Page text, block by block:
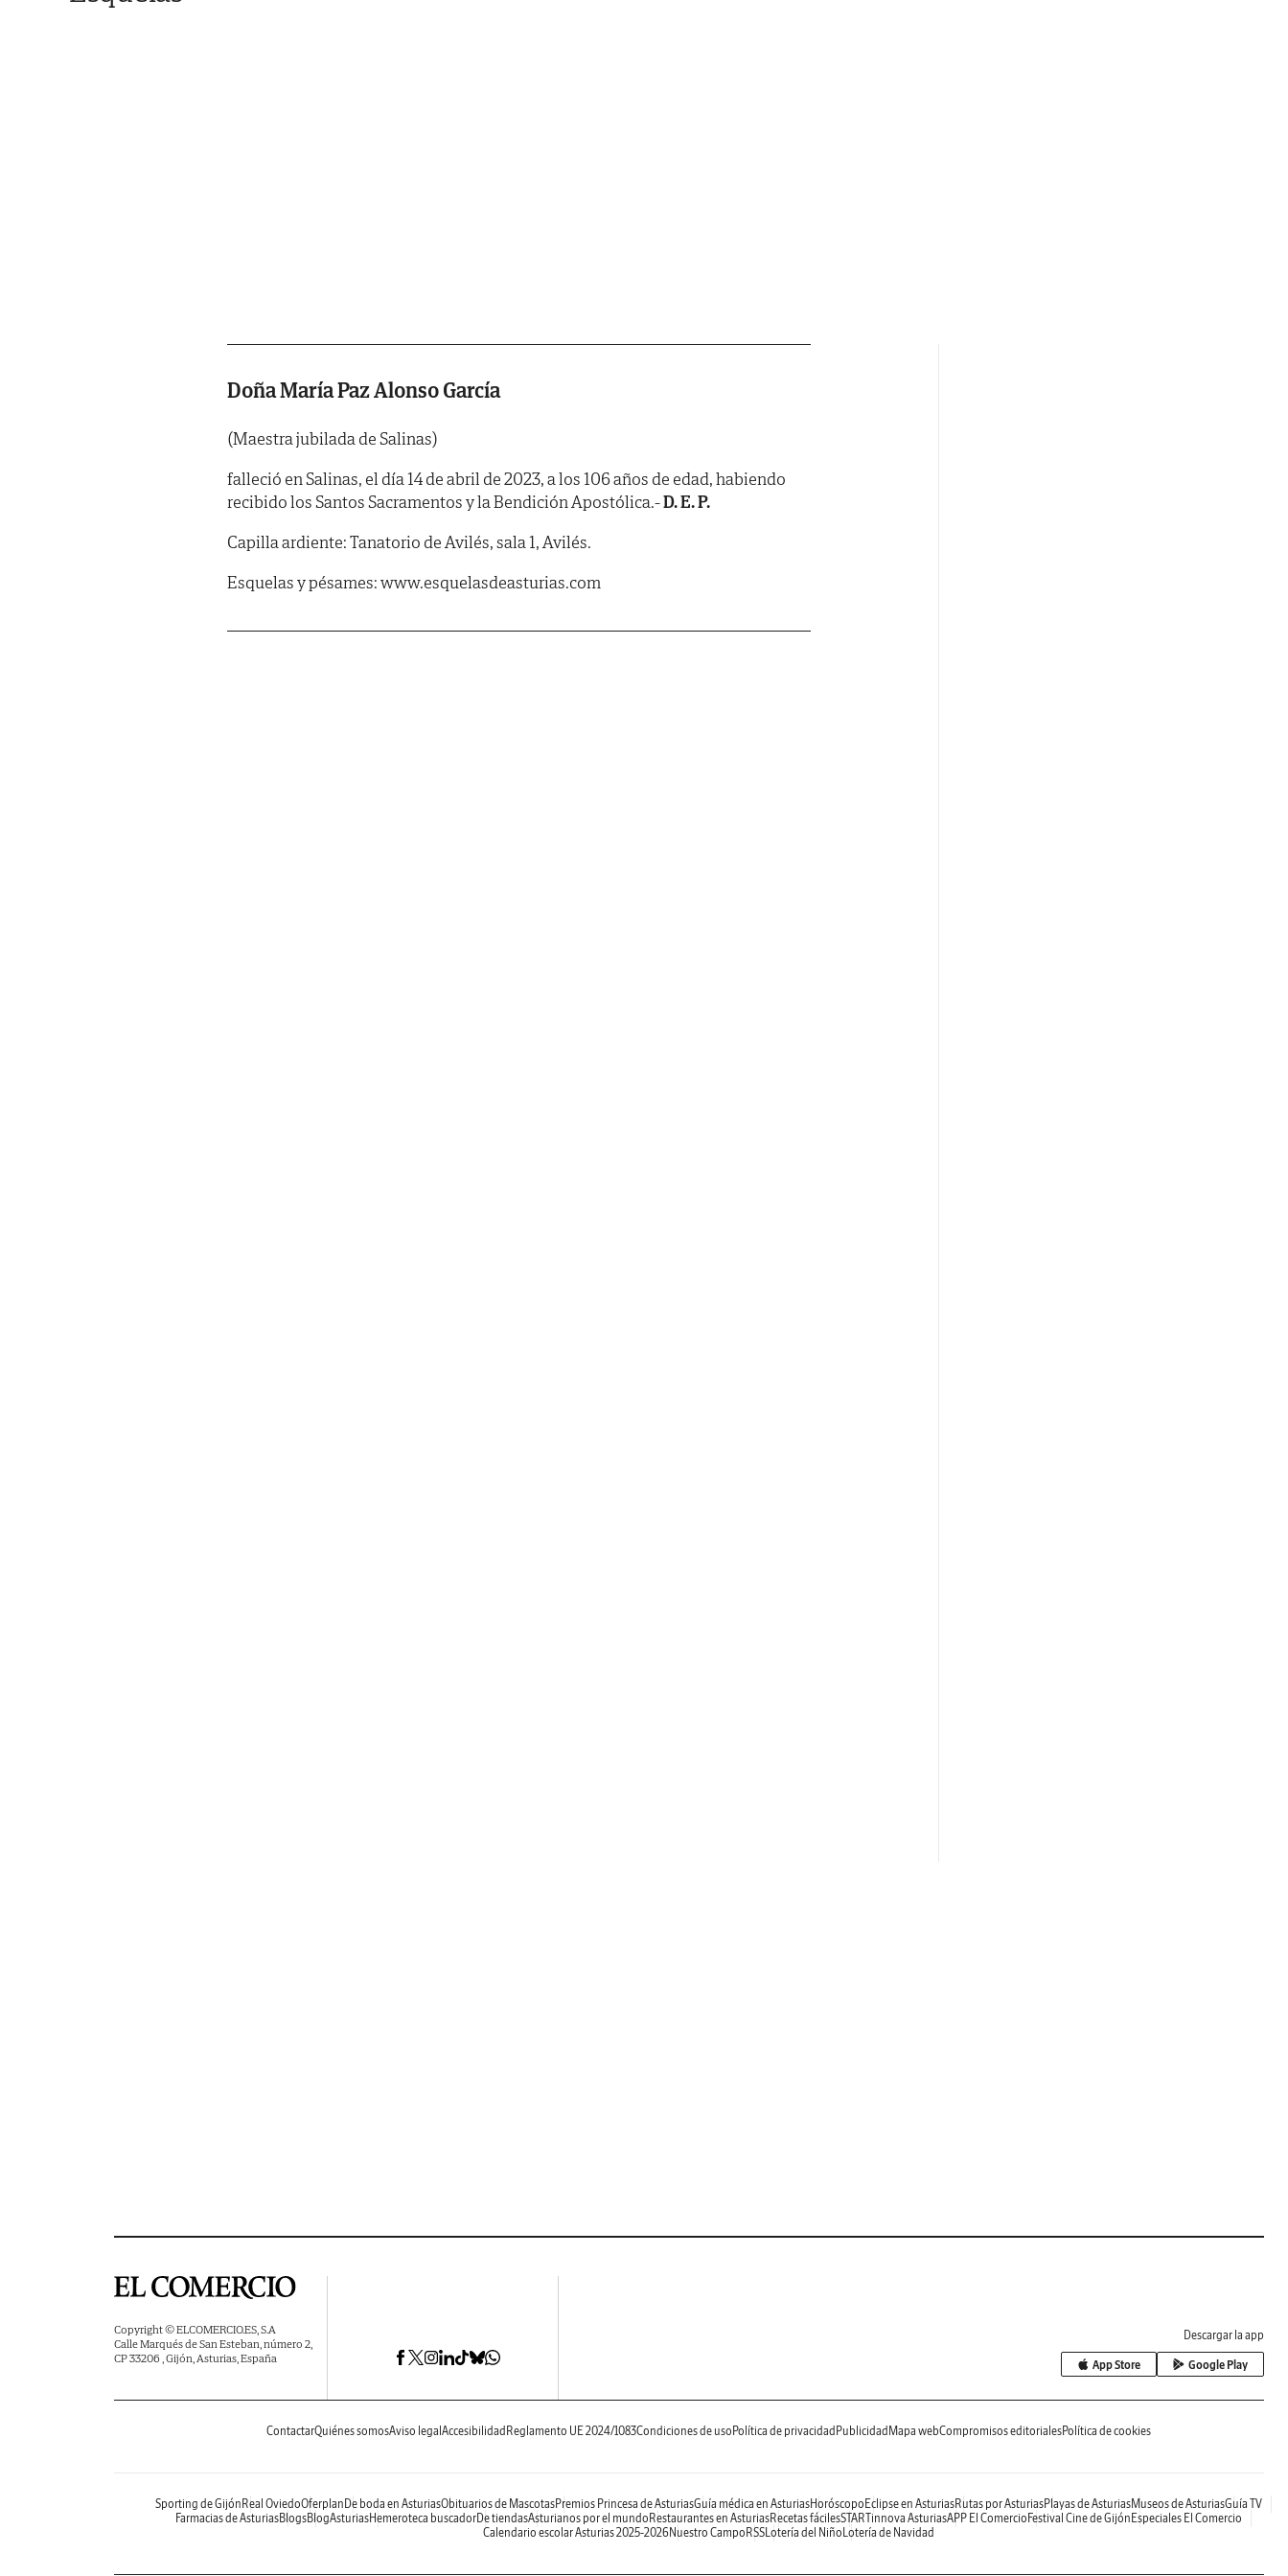
Doña María Paz Alonso García
(Maestra jubilada de Salinas)
falleció en Salinas, el día 14 de abril de 2023, a los 106 años de edad, habiendo
recibido los Santos Sacramentos y la Bendición Apostólica.-D. E. P.
Capilla ardiente: Tanatorio de Avilés, sala 1, Avilés.
Esquelas y pésames: www.esquelasdeasturias.com
Copyright © ELCOMERCIO.ES, S.A
Calle Marqués de San Esteban, número 2,
CP 33206 , Gijón, Asturias, España
Descargar la app
App Store Google Play
ContactarQuiénes somosAviso legal Accesibilidad Reglamento UE 2024/1083Condiciones de uso Política de privacidad Publicidad Mapa webCompromisos editorialesPolítica de cookies
Sporting de Gijón Real OviedoOferplan De boda en AsturiasObituarios de MascotasPremios Princesa de AsturiasGuía médica en AsturiasHoróscopo Eclipse en AsturiasRutas por AsturiasPlayas de AsturiasMuseos de AsturiasGuía TV
Farmacias de AsturiasBlogsBlogAsturiasHemeroteca buscadorDe tiendasAsturianos por el mundo Restaurantes en AsturiasRecetas fácilesSTARTinnova AsturiasAPP El Comercio Festival Cine de Gijón Especiales El Comercio
Calendario escolar Asturias 2025-2026Nuestro Campo RSSLotería del Niño Lotería de Navidad